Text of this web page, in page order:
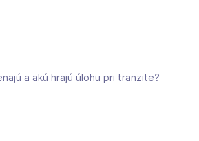
a akú hrajú úlohu pri tranzite?